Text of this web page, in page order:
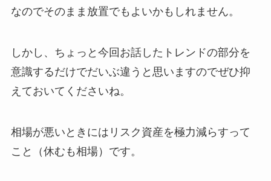
なのでそのまま放置でもよいかもしれません。
しかし、ちょっと今回お話したトレンドの部分を
意識するだけでだいぶ違うと思いますのでぜひ抑
えておいてくださいね。
相場が悪いときにはリスク資産を極力減らすって
こと（休むも相場）です。